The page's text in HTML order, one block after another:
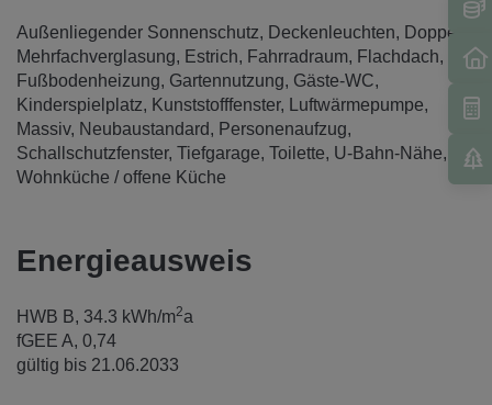
Außenliegender Sonnenschutz Deckenleuchten
Doppel- /
Mehrfachverglasung
Estrich Fahrradraum
Flachdach
Fußbodenheizung Gartennutzung Gäste-WC
Kinderspielplatz
Kunststofffenster
Luftwärmepumpe
Massiv Neubaustandard
Personenaufzug
Schallschutzfenster Tiefgarage Toilette U-Bahn-Nähe
Wohnküche / offene Küche
Energieausweis
HWB B, 34.3 kWh/m2a
fGEE A, 0,74
gültig bis 21.06.2033